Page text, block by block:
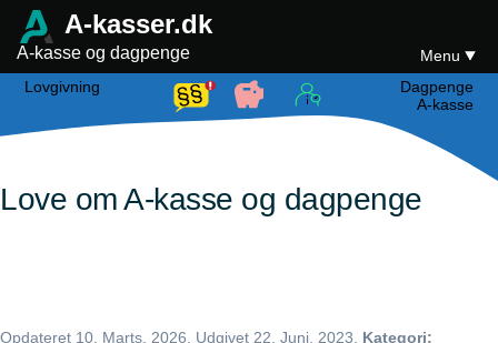
A-kasser.dk
A-kasse og dagpenge
Menu
Lovgivning
Dagpenge
A-kasse
Love om A-kasse og dagpenge
Opdateret 10. Marts, 2026 . Udgivet 22. Juni, 2023
Kategori: